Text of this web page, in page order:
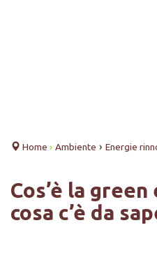
Home › Ambiente › Energie
Cos’è la green
cosa c’è da